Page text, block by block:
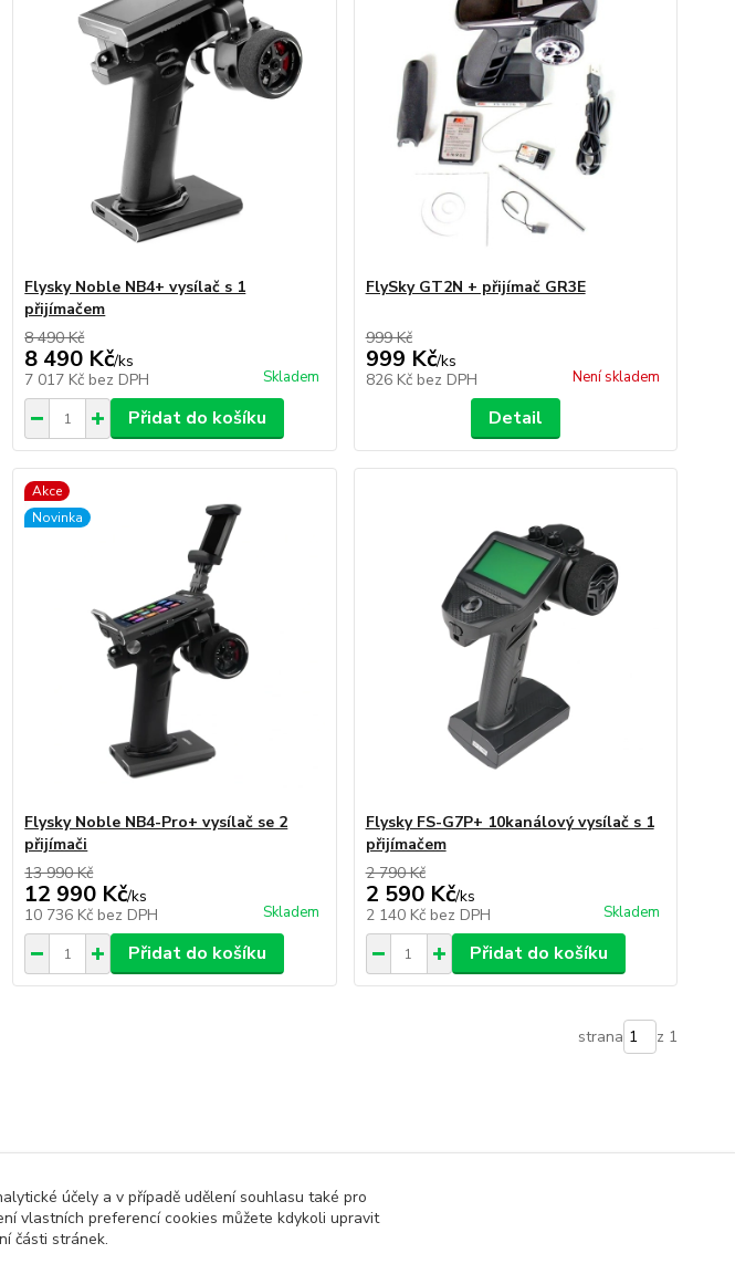
Flysky Noble NB4+ vysílač s 1
přijímačem
8 490 Kč
8 490 Kč/ks
7 017 Kč bez DPH Skladem
Přidat do košíku
FlySky GT2N + přijímač GR3E
999 Kč
999 Kč/ks
826 Kč bez DPH Není skladem
Detail
Akce
Novinka
Flysky Noble NB4-Pro+ vysílač se 2
přijímači
13 990 Kč
12 990 Kč/ks
10 736 Kč bez DPH Skladem
Přidat do košíku
Flysky FS-G7P+ 10kanálový vysílač s 1
přijímačem
2 790 Kč
2 590 Kč/ks
2 140 Kč bez DPH Skladem
Přidat do košíku
strana z 1
účely a v případě udělení souhlasu také pro
vlastních preferencí cookies můžete kdykoli upravit
části stránek.